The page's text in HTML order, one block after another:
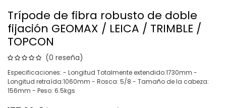
Trípode de fibra robusto de doble
fijación GEOMAX / LEICA / TRIMBLE /
TOPCON
(0 reseña)
Especificaciones: - Longitud Totalmente extendido:1730mm -
Longitud retraída:1060mm - Rosca: 5/8 - Tamaño de la cabeza:
156mm - Peso: 6.5kgs